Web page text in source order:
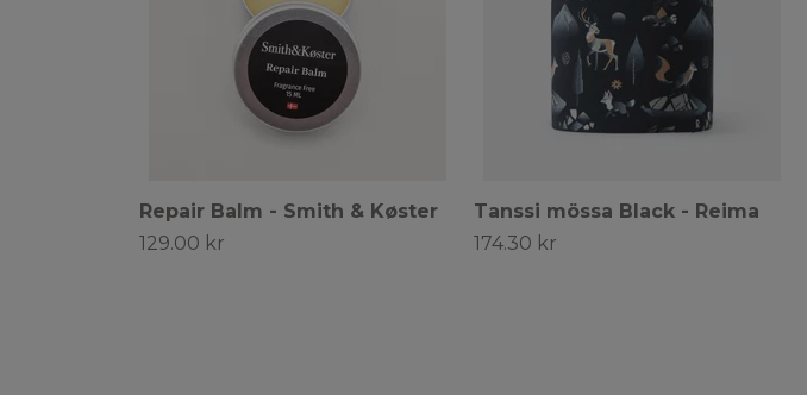
Repair Balm - Smith & Køster
129.00 kr
Tanssi mössa Black - Reima
174.30 kr